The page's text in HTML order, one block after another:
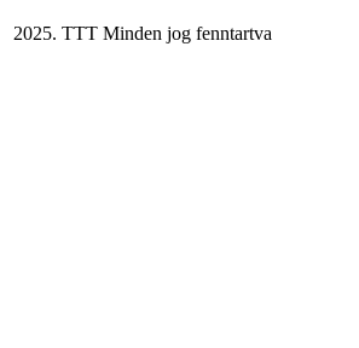
2025. TTT Minden jog fenntartva